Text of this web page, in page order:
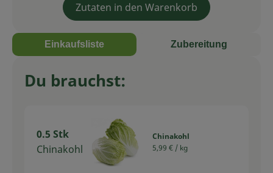
Zutaten in den Warenkorb
Einkaufsliste Zubereitung
Du brauchst:
0.5 Stk
Chinakohl
Chinakohl
5,99 € / kg